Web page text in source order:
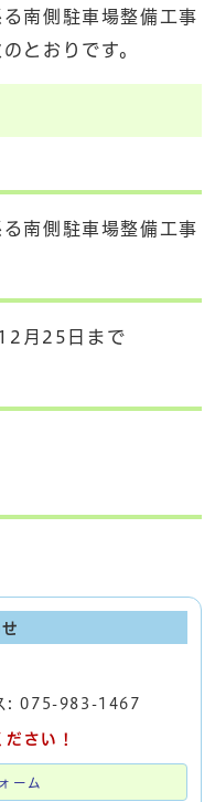
南側駐車場整備工事
とおりです。
南側駐車場整備工事
月25日まで
: 075-983-1467
さい！
ーム